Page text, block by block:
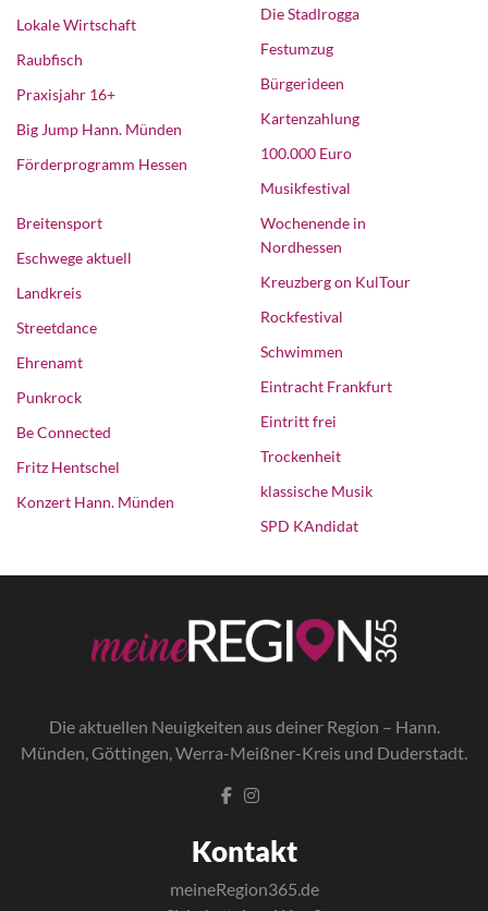
Lokale Wirtschaft
Raubfisch
Praxisjahr 16+
Big Jump Hann. Münden
Förderprogramm Hessen
Die Stadlrogga
Festumzug
Bürgerideen
Kartenzahlung
100.000 Euro
Musikfestival
Breitensport
Eschwege aktuell
Landkreis
Streetdance
Ehrenamt
Punkrock
Be Connected
Fritz Hentschel
Konzert Hann. Münden
Wochenende in
Nordhessen
Kreuzberg on KulTour
Rockfestival
Schwimmen
Eintracht Frankfurt
Eintritt frei
Trockenheit
klassische Musik
SPD KAndidat
Die aktuellen Neuigkeiten aus deiner Region – Hann.
Münden, Göttingen, Werra-Meißner-Kreis und Duderstadt.
Kontakt
meineRegion365.de